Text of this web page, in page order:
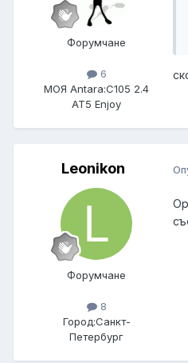
Форумчане
6
МОЯ Antara:C105 2.4
AT5 Enjoy
Leonikon
Форумчане
8
Город:Санкт-
Петербург